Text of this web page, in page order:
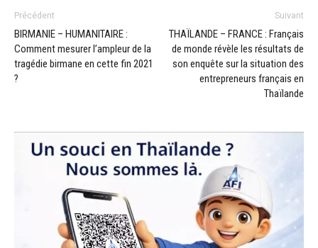
Précédent
BIRMANIE – HUMANITAIRE :
Comment mesurer l’ampleur de la
tragédie birmane en cette fin 2021
?
Suivant
THAÏLANDE – FRANCE : Français
de monde révèle les résultats de
son enquête sur la situation des
entrepreneurs français en
Thaïlande